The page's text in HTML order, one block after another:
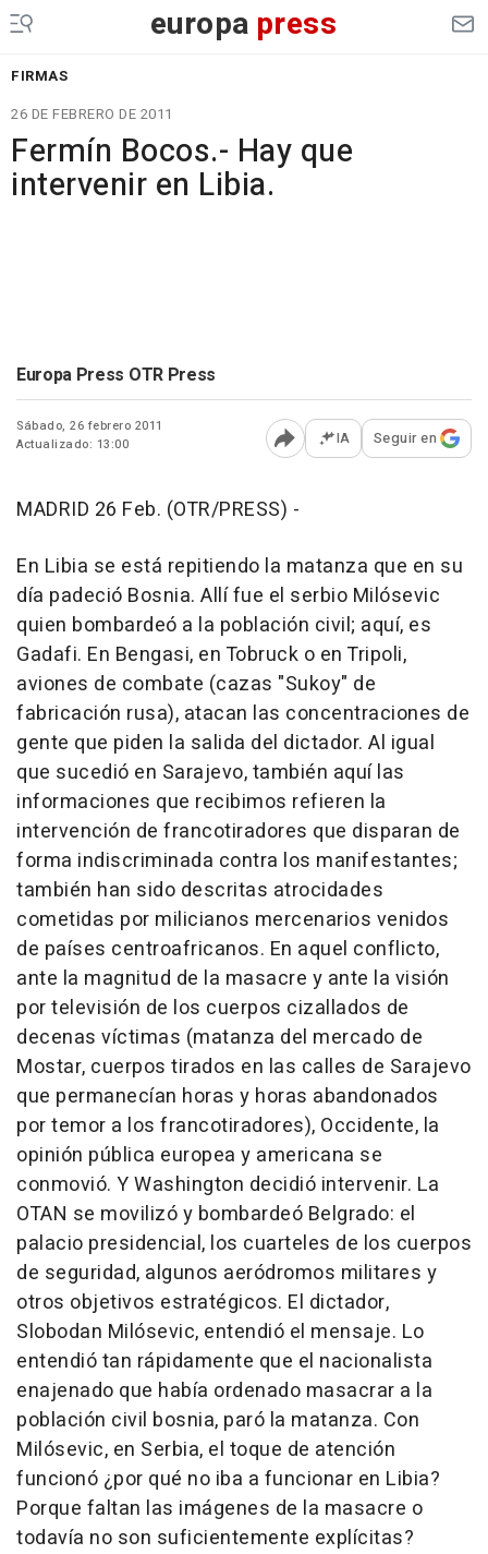
europa press
FIRMAS
26 DE FEBRERO DE 2011
Fermín Bocos.- Hay que
intervenir en Libia.
Europa Press OTR Press
Sábado, 26 febrero 2011
Actualizado: 13:00
Abrir opciones para
IA Seguir en
MADRID 26 Feb. (OTR/PRESS) -
En Libia se está repitiendo la matanza que en su
día padeció Bosnia. Allí fue el serbio Milósevic
quien bombardeó a la población civil; aquí, es
Gadafi. En Bengasi, en Tobruck o en Tripoli,
aviones de combate (cazas "Sukoy" de
fabricación rusa), atacan las concentraciones de
gente que piden la salida del dictador. Al igual
que sucedió en Sarajevo, también aquí las
informaciones que recibimos refieren la
intervención de francotiradores que disparan de
forma indiscriminada contra los manifestantes;
también han sido descritas atrocidades
cometidas por milicianos mercenarios venidos
de países centroafricanos. En aquel conflicto,
ante la magnitud de la masacre y ante la visión
por televisión de los cuerpos cizallados de
decenas víctimas (matanza del mercado de
Mostar, cuerpos tirados en las calles de Sarajevo
que permanecían horas y horas abandonados
por temor a los francotiradores), Occidente, la
opinión pública europea y americana se
conmovió. Y Washington decidió intervenir. La
OTAN se movilizó y bombardeó Belgrado: el
palacio presidencial, los cuarteles de los cuerpos
de seguridad, algunos aeródromos militares y
otros objetivos estratégicos. El dictador,
Slobodan Milósevic, entendió el mensaje. Lo
entendió tan rápidamente que el nacionalista
enajenado que había ordenado masacrar a la
población civil bosnia, paró la matanza. Con
Milósevic, en Serbia, el toque de atención
funcionó ¿por qué no iba a funcionar en Libia?
Porque faltan las imágenes de la masacre o
todavía no son suficientemente explícitas?